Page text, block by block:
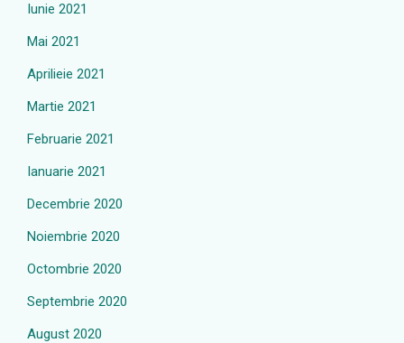
Iunie 2021
Mai 2021
Aprilieie 2021
Martie 2021
Februarie 2021
Ianuarie 2021
Decembrie 2020
Noiembrie 2020
Octombrie 2020
Septembrie 2020
August 2020